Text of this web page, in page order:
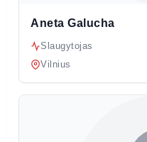
Aneta Galucha
Slaugytojas
Vilnius